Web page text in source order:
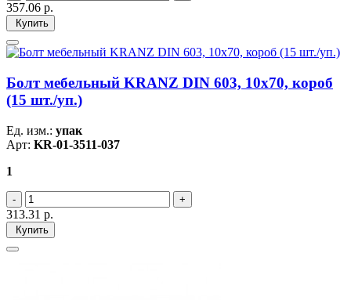
357.06 р.
Купить
Болт мебельный KRANZ DIN 603, 10х70, короб
(15 шт./уп.)
Ед. изм.: упак
Арт: KR-01-3511-037
1
313.31 р.
Купить